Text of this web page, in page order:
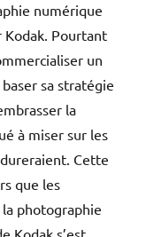
numérique
Kodak. Pourtant
un
sa stratégie
la
à miser sur les
Cette
que les
photographie